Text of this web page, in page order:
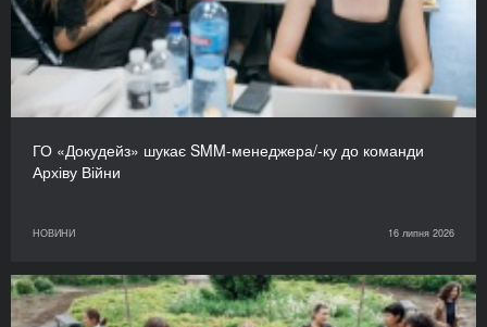
ГО «Докудейз» шукає SMM-менеджера/-ку до команди
Архіву Війни
НОВИНИ 16 липня 2026